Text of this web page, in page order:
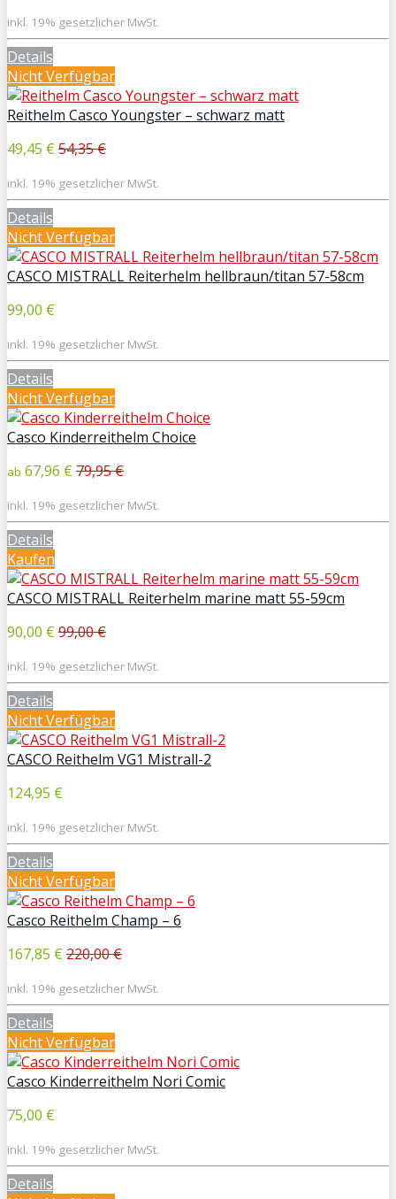
inkl. 19% gesetzlicher MwSt.
Details
Nicht Verfügbar
Reithelm Casco Youngster – schwarz matt
49,45 € 54,35 €
inkl. 19% gesetzlicher MwSt.
Details
Nicht Verfügbar
CASCO MISTRALL Reiterhelm hellbraun/titan 57-58cm
99,00 €
inkl. 19% gesetzlicher MwSt.
Details
Nicht Verfügbar
Casco Kinderreithelm Choice
ab 67,96 € 79,95 €
inkl. 19% gesetzlicher MwSt.
Details
Kaufen
CASCO MISTRALL Reiterhelm marine matt 55-59cm
90,00 € 99,00 €
inkl. 19% gesetzlicher MwSt.
Details
Nicht Verfügbar
CASCO Reithelm VG1 Mistrall-2
124,95 €
inkl. 19% gesetzlicher MwSt.
Details
Nicht Verfügbar
Casco Reithelm Champ – 6
167,85 € 220,00 €
inkl. 19% gesetzlicher MwSt.
Details
Nicht Verfügbar
Casco Kinderreithelm Nori Comic
75,00 €
inkl. 19% gesetzlicher MwSt.
Details